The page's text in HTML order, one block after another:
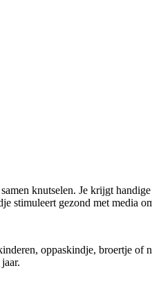
knutselen. Je krijgt
stimuleert gezond met media
oppaskindje, broertje of